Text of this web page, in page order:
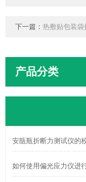
下一篇：热敷贴包装袋
产品分类
安瓿瓶折断力测试仪的
如何使用偏光应力仪进